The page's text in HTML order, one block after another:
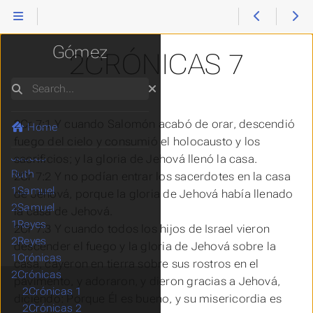
2CRÓNICAS 7
2Cr 7:1 Y cuando Salomón acabó de orar, descendió
fuego del cielo y consumió el holocausto y los
sacrificios; y la gloria de Jehová llenó la casa.
2Cr 7:2 Y no podían entrar los sacerdotes en la casa
de Jehová, porque la gloria de Jehová había llenado
la casa de Jehová.
2Cr 7:3 Y cuando todos los hijos de Israel vieron
descender el fuego y la gloria de Jehová sobre la
casa, cayeron en tierra sobre sus rostros en el
pavimento, y adoraron, y dieron gracias a Jehová,
diciendo: Porque Él bueno, y su misericordia es
Reina Valera
Gómez
Search
Home
Levítico
Deuteronomio
Josué
Jueces
Ruth
1Samuel
2Samuel
1Reyes
2Reyes
1Crónicas
2Crónicas
2Crónicas 1
2Crónicas 2